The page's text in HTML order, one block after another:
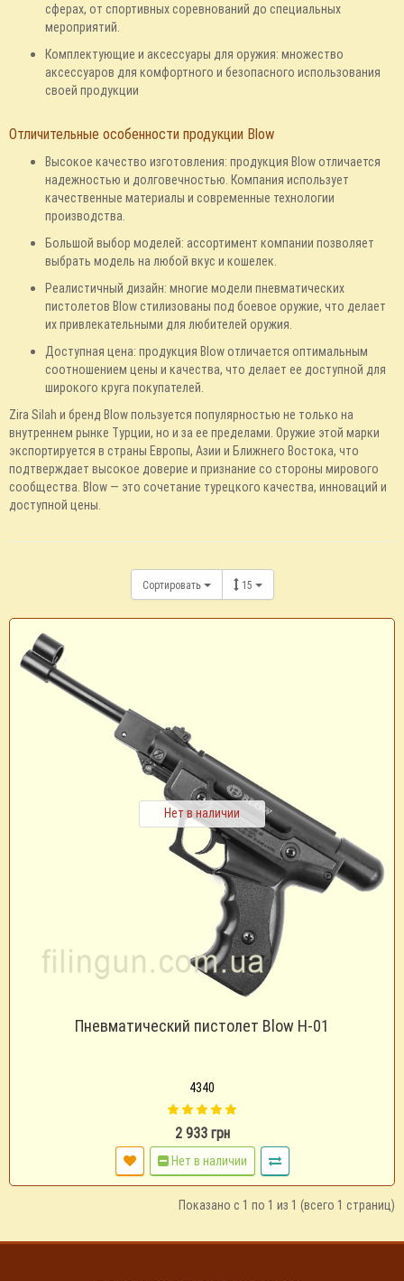
сферах, от спортивных соревнований до специальных
мероприятий.
Комплектующие и аксессуары для оружия: множество
аксессуаров для комфортного и безопасного использования
своей продукции
Отличительные особенности продукции Blow
Высокое качество изготовления: продукция Blow отличается
надежностью и долговечностью. Компания использует
качественные материалы и современные технологии
производства.
Большой выбор моделей: ассортимент компании позволяет
выбрать модель на любой вкус и кошелек.
Реалистичный дизайн: многие модели пневматических
пистолетов Blow стилизованы под боевое оружие, что делает
их привлекательными для любителей оружия.
Доступная цена: продукция Blow отличается оптимальным
соотношением цены и качества, что делает ее доступной для
широкого круга покупателей.
Zira Silah и бренд Blow пользуется популярностью не только на
внутреннем рынке Турции, но и за ее пределами. Оружие этой марки
экспортируется в страны Европы, Азии и Ближнего Востока, что
подтверждает высокое доверие и признание со стороны мирового
сообщества. Blow — это сочетание турецкого качества, инноваций и
доступной цены.
Сортировать 15
Нет в наличии
Пневматический пистолет Blow H-01
4340
2 933 грн
Нет в наличии
Показано с 1 по 1 из 1 (всего 1 страниц)